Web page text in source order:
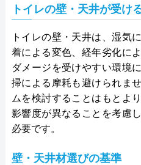
トイレの壁・天井が受け
トイレの壁・天井は、湿気
着による変色、経年劣化に
ダメージを受けやすい環境
掃による摩耗も避けられま
ムを検討することはもとよ
影響度が異なることを考慮
必要です。
壁・天井材選びの基準